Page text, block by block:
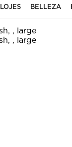
BELLEZA